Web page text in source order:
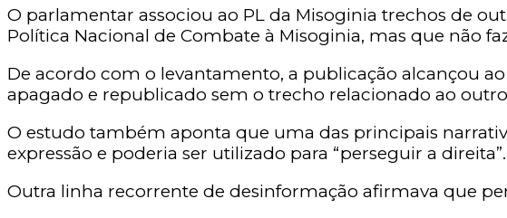
O parlamentar associou ao PL da Misoginia trechos de
Política Nacional de Combate à Misoginia, mas que não
De acordo com o levantamento, a publicação alcançou
apagado e republicado sem o trecho relacionado ao
O estudo também aponta que uma das principais
expressão e poderia ser utilizado para “perseguir a direita”.
Outra linha recorrente de desinformação afirmava que